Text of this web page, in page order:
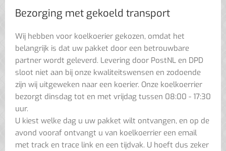
Bezorging met gekoeld transport
Wij hebben voor koelkoerier gekozen, omdat het
belangrijk is dat uw pakket door een betrouwbare
partner wordt geleverd. Levering door PostNL en DPD
sloot niet aan bij onze kwaliteitswensen en zodoende
zijn wij uitgeweken naar een koerier. Onze koelkoerrier
bezorgt dinsdag tot en met vrijdag tussen 08:00 - 17:30
uur.
U kiest welke dag u uw pakket wilt ontvangen, en op de
avond vooraf ontvangt u van koelkoerrier een email
met track en trace link en een tijdvak. U hoeft dus zeker